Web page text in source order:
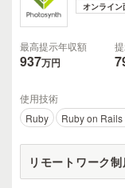
オンライン
最高提示年収額
937万円
使用技術
Ruby
Ruby on Rails
リモートワーク